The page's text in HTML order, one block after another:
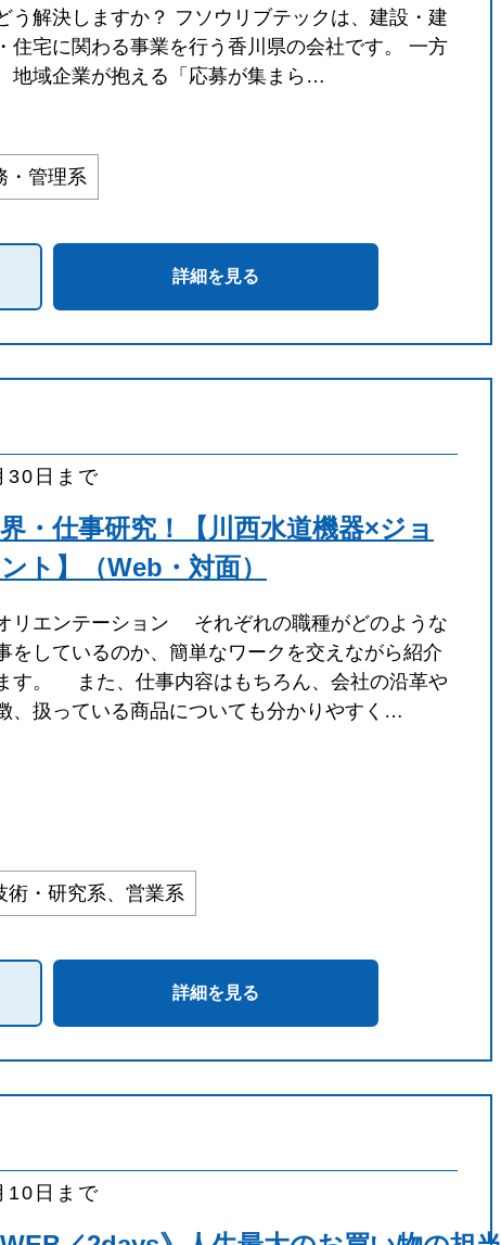
う解決しますか？ フソウリブテックは、建設・建
住宅に関わる事業を行う香川県の会社です。 一方
地域企業が抱える「応募が集まら…
・管理系
詳細を見る
30日まで
・仕事研究！【川西水道機器×ジョ
ト】（Web・対面）
リエンテーション それぞれの職種がどのような
をしているのか、簡単なワークを交えながら紹介
す。 また、仕事内容はもちろん、会社の沿革や
、扱っている商品についても分かりやすく…
術・研究系、営業系
詳細を見る
10日まで